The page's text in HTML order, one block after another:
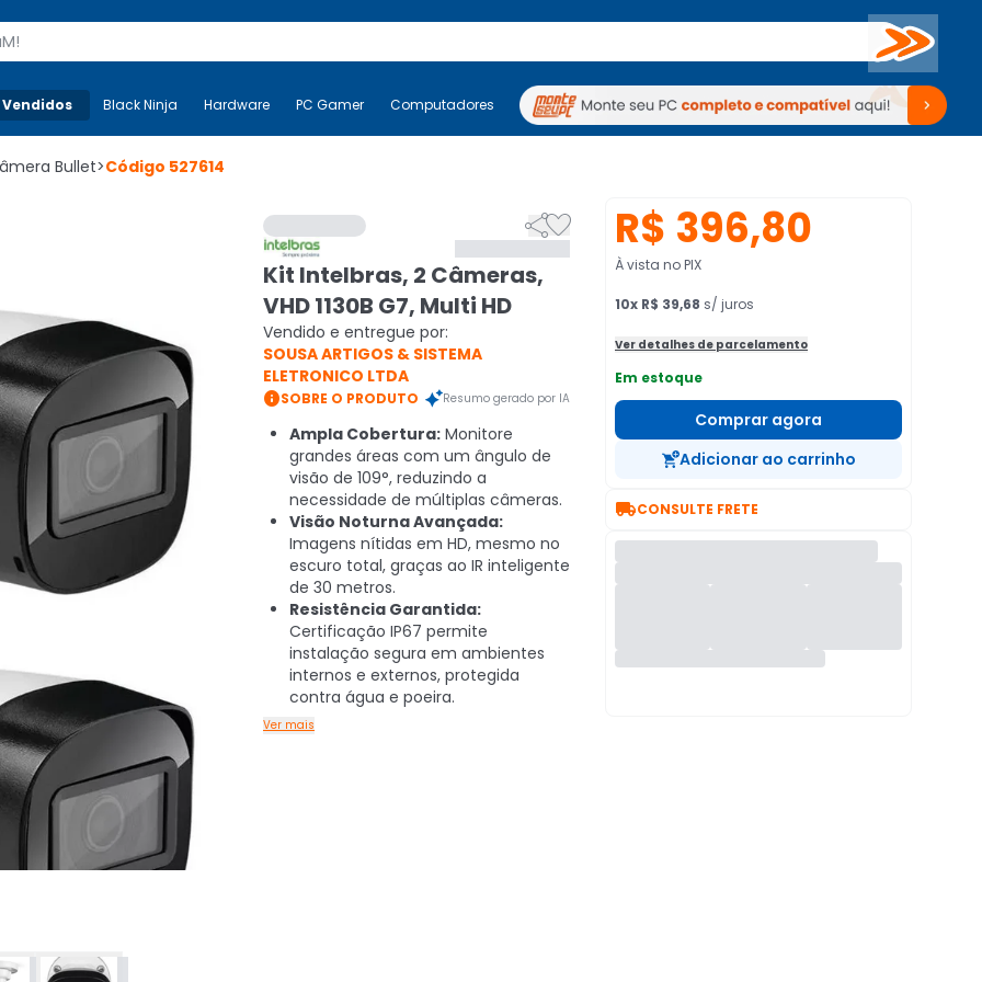
Buscar
Mais-v- Black Ninja Hardware PC Gamer Computadores Periféricos TV Venda no KaBuM!
Black Ninja Hardware PC Gamer Computadores Periféricos TV Venda no KaBuM!
Bullet>Código 527614

Kit Intelbras, 2 Câmeras,
VHD 1130B G7, Multi HD
Vendido e entregue por:
SOUSA ARTIGOS & SISTEMA
ELETRONICO LTDA
SOBRE O PRODUTO Resumo gerado por IA
Ampla Cobertura: Monitore
grandes áreas com um ângulo de
visão de 109°, reduzindo a
necessidade de múltiplas câmeras.
Visão Noturna Avançada:
Imagens nítidas em HD, mesmo no
escuro total, graças ao IR inteligente
de 30 metros.
Resistência Garantida:
Certificação IP67 permite
instalação segura em ambientes
internos e externos, protegida
contra água e poeira.
Ver mais
R$ 396,80
À vista no PIX
10x R$ 39,68 s/ juros
Ver detalhes de parcelamento
Em estoque
Comprar agora
Adicionar ao carrinho
CONSULTE FRETE